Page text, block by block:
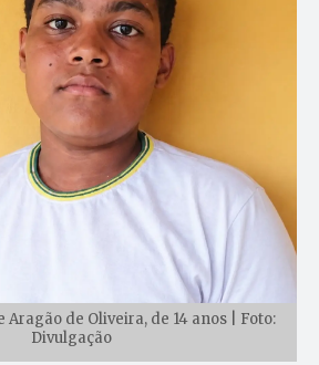
Aragão de Oliveira, de 14 anos | Foto:
Divulgação